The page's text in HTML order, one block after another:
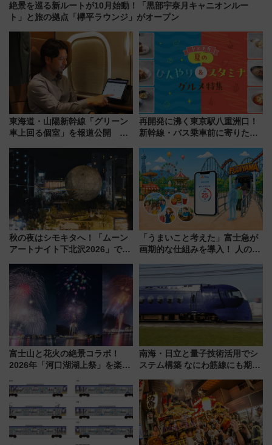
絶景を巡る新ルートが10月始動！「黒部宇奈月キャニオンルー
ト」と旅の拠点「欅平ラウンジ」がオープン
東海道・山陽新幹線「グリーン
車上回る個室」を報道公開 プ
再開発に沸く東京駅八重洲口！
新幹線・バス乗車前に寄りたい
やり＆スタミナグルメ」6選【新
店舗も！】
秋の夜はシモキタへ！「ムーン
アートナイト下北沢2026」でイ
を満喫しよう
「うまいこと考えた」富士急が
画期的な仕組みを導入！ 人のか
ん」始動
富士山と花火の絶景コラボ！
2026年「河口湖湖上祭」を楽し
ススメ
南海・日立と量子技術活用でシ
ステム構築 なにわ筋線にも期待